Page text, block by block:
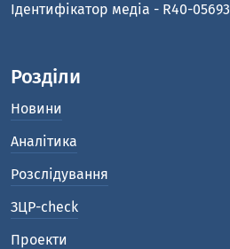
Ідентифікатор медіа - R40-05693
Розділи
Новини
Аналітика
Розслідування
ЗЦР-check
Проекти